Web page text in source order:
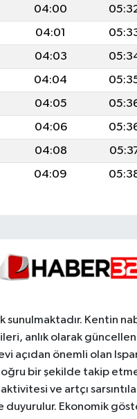
04:00
04:01
04:03
04:04
04:05
04:06
04:08
04:09
Kentin
anlık olarak
açıdan önemli olan
bir şekilde takip
ve artçı
Ekonomik